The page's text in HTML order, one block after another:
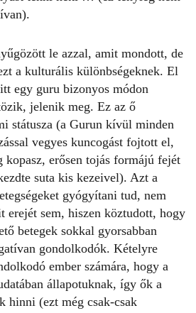
le azzal, amit mondott, de
a kulturális különbségeknek. El
egy guru bizonyos módon
jelenik meg. Ez az ő
státusza (a Gurun kívül minden
vegyes kuncogást fojtott el,
kopasz, erősen tojás formájú fejét
suta kis kezeivel). Azt a
gyógyítani tud, nem
erejét sem, hiszen köztudott, hogy
betegek sokkal gyorsabban
gondolkodók. Kételyre
ember számára, hogy a
állapotuknak, így ők a
hinni (ezt még csak-csak